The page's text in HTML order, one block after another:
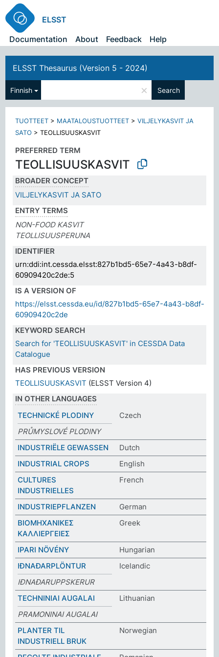
ELSST
Documentation
About Feedback Help
ELSST Thesaurus (Version 5 - 2024)
Finnish × Search
TUOTTEET > MAATALOUSTUOTTEET >VILJELYKASVIT JA
SATO >TEOLLISUUSKASVIT
PREFERRED TERM
TEOLLISUUSKASVIT
BROADER CONCEPT
VILJELYKASVIT JA SATO
ENTRY TERMS
NON-FOOD KASVIT
TEOLLISUUSPERUNA
IDENTIFIER
urn:ddi:int.cessda.elsst:827b1bd5-65e7-4a43-b8df-
60909420c2de:5
IS A VERSION OF
https://elsst.cessda.eu/id/827b1bd5-65e7-4a43-b8df-
60909420c2de
KEYWORD SEARCH
Search for 'TEOLLISUUSKASVIT' in CESSDA Data
Catalogue
HAS PREVIOUS VERSION
TEOLLISUUSKASVIT (ELSST Version 4)
IN OTHER LANGUAGES
TECHNICKÉ PLODINY
Czech
PRŮMYSLOVÉ PLODINY
INDUSTRIËLE GEWASSEN
Dutch
INDUSTRIAL CROPS
English
CULTURES
INDUSTRIELLES
French
INDUSTRIEPFLANZEN
German
ΒΙΟΜΗΧΑΝΙΚΕΣ
ΚΑΛΛΙΕΡΓΕΙΕΣ
Greek
IPARI NÖVÉNY
Hungarian
IÐNAÐARPLÖNTUR
Icelandic
IÐNAÐARUPPSKERUR
TECHNINIAI AUGALAI
Lithuanian
PRAMONINAI AUGALAI
PLANTER TIL
INDUSTRIELL BRUK
Norwegian